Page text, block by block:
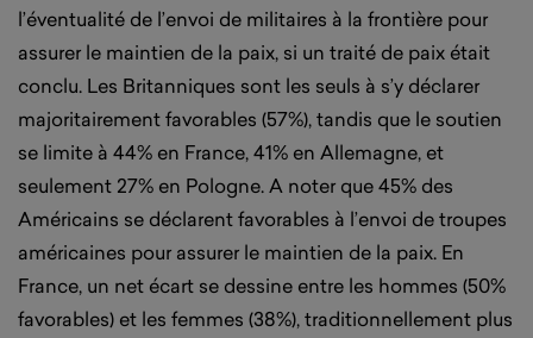
l’éventualité de l’envoi de militaires à la frontière pour
assurer le maintien de la paix, si un traité de paix était
conclu. Les Britanniques sont les seuls à s’y déclarer
majoritairement favorables (57%), tandis que le soutien
se limite à 44% en France, 41% en Allemagne, et
seulement 27% en Pologne. A noter que 45% des
Américains se déclarent favorables à l’envoi de troupes
américaines pour assurer le maintien de la paix. En
France, un net écart se dessine entre les hommes (50%
favorables) et les femmes (38%), traditionnellement plus